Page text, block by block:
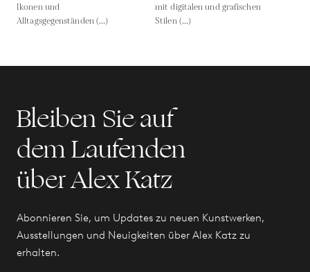
Ikonen und
Alltagsgegenständen (...)
mit digitalen und grafischen
Stilen (...)
Bleiben Sie auf
dem Laufenden
über Alex Katz
Abonnieren Sie, um Updates zu neuen Kunstwerken,
Ausstellungen und Neuigkeiten über Alex Katz zu
erhalten.